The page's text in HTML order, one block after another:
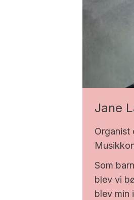
Jane
Organist
Som
blev vi
blev min